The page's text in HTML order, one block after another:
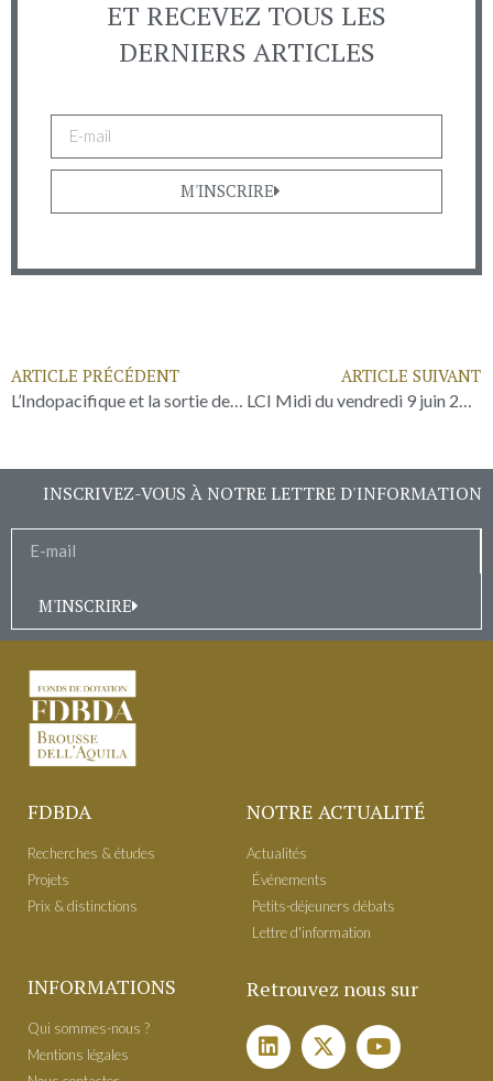
ET RECEVEZ TOUS LES
DERNIERS ARTICLES
M'INSCRIRE
ARTICLE PRÉCÉDENT
L’Indopacifique et la sortie de l’accord de Nouméa, articulation des calendriers parlementaires et des contextes locaux (2/2)
ARTICLE SUIVANT
LCI Midi du vendredi 9 juin 2023
INSCRIVEZ-VOUS À NOTRE LETTRE D'INFORMATION
M'INSCRIRE
FDBDA
Recherches & études
Projets
Prix & distinctions
NOTRE ACTUALITÉ
Actualités
É​vénements
Petits-déjeuners débats
Lettre d'information
INFORMATIONS
Qui sommes-nous ?
Mentions légales
Retrouvez nous sur